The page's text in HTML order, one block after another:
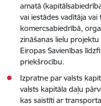
amatā
vai iestādes vadītāja
komercsabiedrībā,
zināšanas lielu
Eiropas Savienības
priekšrocību.
Izpratne par valsts
valsts kapitāla daļu
kas saistīti ar